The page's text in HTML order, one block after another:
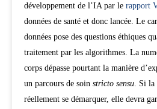
développement de l’IA par le rapport
données de santé et donc lancée. Le
données pose des questions éthiques
traitement par les algorithmes. La
corps dépasse pourtant la manière
un parcours de soin stricto sensu . Si
réellement se démarquer, elle devra